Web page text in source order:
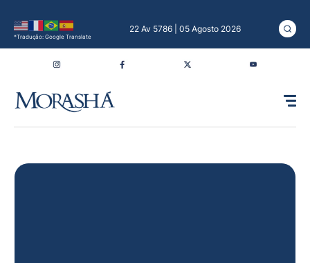
*Tradução: Google Translate
22 Av 5786 | 05 Agosto 2026